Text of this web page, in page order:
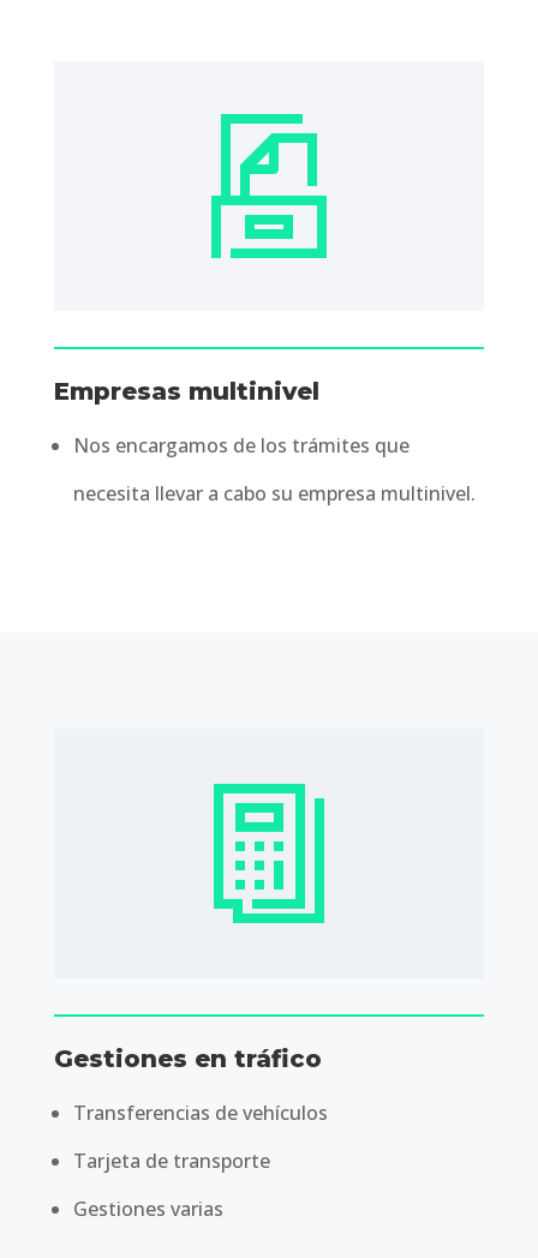
Empresas multinivel
Nos encargamos de los trámites que
necesita llevar a cabo su empresa multinivel.
Gestiones en tráfico
Transferencias de vehículos
Tarjeta de transporte
Gestiones varias